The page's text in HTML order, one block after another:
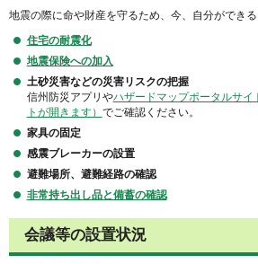
地震の際に命や財産を守るため、今、自分ができる
住宅の耐震化
地震保険への加入
土砂災害などの災害リスクの把握
信州防災アプリやハザードマップポータルサイ
トが開きます） でご確認ください。
家具の固定
感震ブレーカーの設置
避難場所、避難経路の確認
非常持ち出し品と備蓄の確認
会議等の設置状況